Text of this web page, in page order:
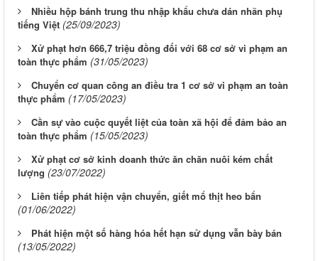
Nhiều hộp bánh trung thu nhập khẩu chưa dán nhãn phụ
tiếng Việt (25/09/2023)
Xử phạt hơn 666,7 triệu đồng đối với 68 cơ sở vi phạm an
toàn thực phẩm (31/05/2023)
Chuyển cơ quan công an điều tra 1 cơ sở vi phạm an toàn
thực phẩm (17/05/2023)
Cần sự vào cuộc quyết liệt của toàn xã hội để đảm bảo an
toàn thực phẩm (15/05/2023)
Xử phạt cơ sở kinh doanh thức ăn chăn nuôi kém chất
lượng (23/07/2022)
Liên tiếp phát hiện vận chuyển, giết mổ thịt heo bẩn
(01/06/2022)
Phát hiện một số hàng hóa hết hạn sử dụng vẫn bày bán
(13/05/2022)